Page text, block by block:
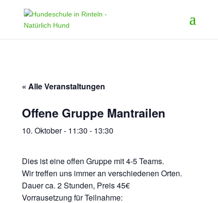
« Alle Veranstaltungen
Offene Gruppe Mantrailen
10. Oktober - 11:30 - 13:30
Dies ist eine offen Gruppe mit 4-5 Teams.
Wir treffen uns immer an verschiedenen Orten.
Dauer ca. 2 Stunden, Preis 45€
Vorrausetzung für Teilnahme: